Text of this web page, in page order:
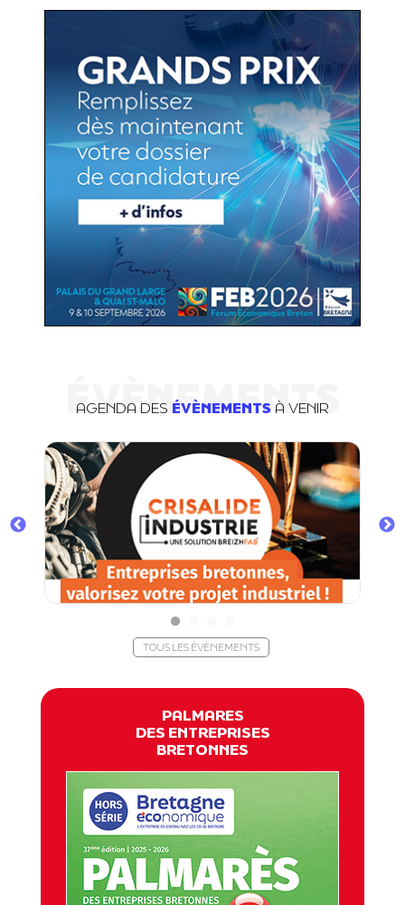
ÉVÈNEMENTS
AGENDA DES ÉVÈNEMENTS À VENIR
TOUS LES ÉVÈNEMENTS
PALMARES
DES ENTREPRISES
BRETONNES